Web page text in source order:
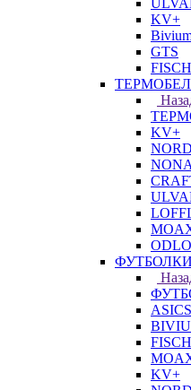
KV+
GTS
KV+
ODLO
ASICS
KV+